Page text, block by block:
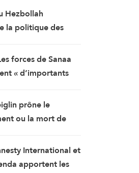
Hezbollah
la politique des
la capitulation et
humiliantes »
forces de Sanaa
« d’importants
qui préparaient
contre des
prône le
ou la mort de
International et
apportent les